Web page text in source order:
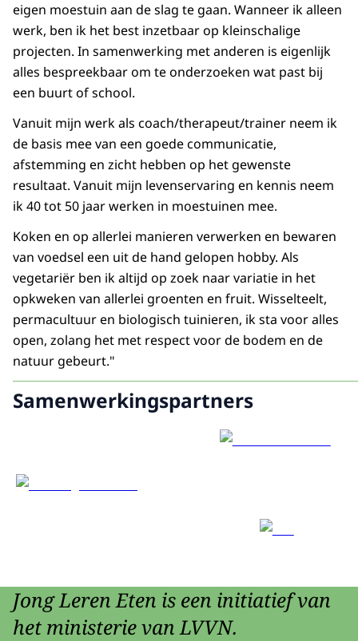
eigen moestuin aan de slag te gaan. Wanneer ik alleen
werk, ben ik het best inzetbaar op kleinschalige
projecten. In samenwerking met anderen is eigenlijk
alles bespreekbaar om te onderzoeken wat past bij
een buurt of school.
Vanuit mijn werk als coach/therapeut/trainer neem ik
de basis mee van een goede communicatie,
afstemming en zicht hebben op het gewenste
resultaat. Vanuit mijn levenservaring en kennis neem
ik 40 tot 50 jaar werken in moestuinen mee.
Koken en op allerlei manieren verwerken en bewaren
van voedsel een uit de hand gelopen hobby. Als
vegetariër ben ik altijd op zoek naar variatie in het
opkweken van allerlei groenten en fruit. Wisselteelt,
permacultuur en biologisch tuinieren, ik sta voor alles
open, zolang het met respect voor de bodem en de
natuur gebeurt."
Samenwerkingspartners
Jong Leren Eten is een initiatief van
het ministerie van LVVN.